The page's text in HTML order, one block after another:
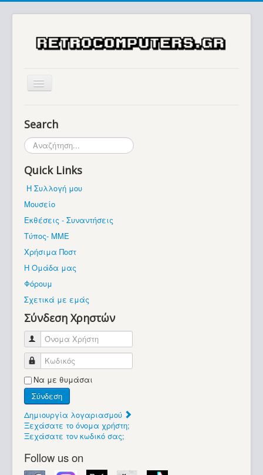
Μουσείο
Βρίσκεστε εδώ:
Search
Αναζήτηση...
Quick Links
Η Συλλογή μου
Μουσείο
Εκθέσεις - Συναντήσεις
Τύπος- ΜΜΕ
Χρήσιμα Ποστ
Η Ομάδα μας
Φόρουμ
Σχετικά με εμάς
Σύνδεση Χρηστών
Όνομα Χρήστη
Κωδικός
Να με θυμάσαι
Σύνδεση
Δημιουργία λογαριασμού
Ξεχάσατε το όνομα χρήστη;
Ξεχάσατε τον κωδικό σας;
Follow us on